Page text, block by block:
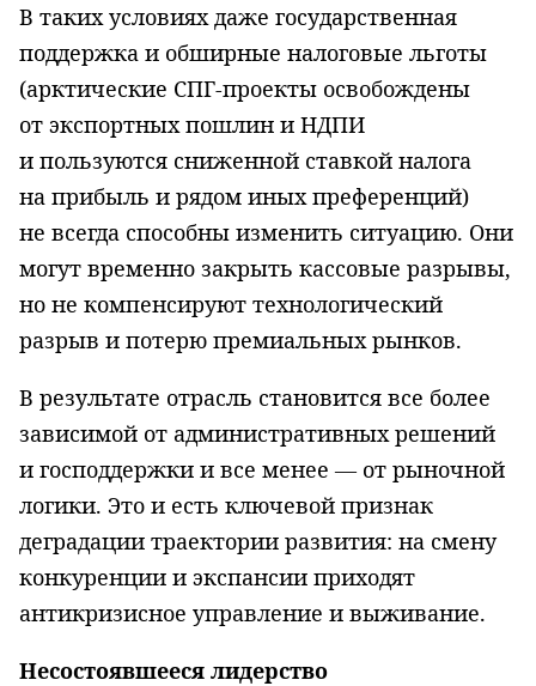
В таких условиях даже государственная
поддержка и обширные налоговые льготы
(арктические СПГ-проекты освобождены
от экспортных пошлин и НДПИ
и пользуются сниженной ставкой налога
на прибыль и рядом иных преференций)
не всегда способны изменить ситуацию. Они
могут временно закрыть кассовые разрывы,
но не компенсируют технологический
разрыв и потерю премиальных рынков.
В результате отрасль становится все более
зависимой от административных решений
и господдержки и все менее — от рыночной
логики. Это и есть ключевой признак
деградации траектории развития: на смену
конкуренции и экспансии приходят
антикризисное управление и выживание.
Несостоявшееся лидерство